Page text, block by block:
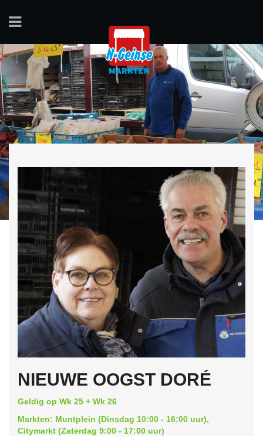
NIEUWE OOGST DORÉ
Geldig op Wk 25 + Wk 26
Markten: Muntplein (Dinsdag 10:00 - 16:00 uur),
Citymarkt (Zaterdag 9:00 - 17:00 uur)